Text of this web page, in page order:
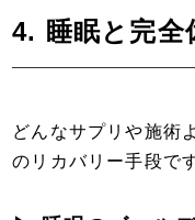
4. 睡眠と完全
どんなサプリや施術
のリカバリー手段で